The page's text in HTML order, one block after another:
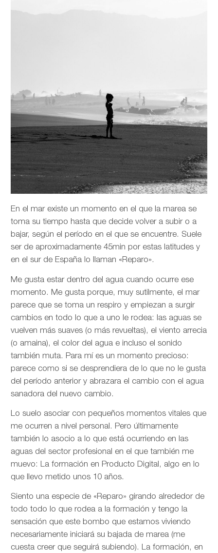
En el mar existe un momento en el que la marea se
toma su tiempo hasta que decide volver a subir o a
bajar, según el período en el que se encuentre. Suele
ser de aproximadamente 45min por estas latitudes y
en el sur de España lo llaman «Reparo».
Me gusta estar dentro del agua cuando ocurre ese
momento. Me gusta porque, muy sutilmente, el mar
parece que se toma un respiro y empiezan a surgir
cambios en todo lo que a uno le rodea: las aguas se
vuelven más suaves (o más revueltas), el viento arrecia
(o amaina), el color del agua e incluso el sonido
también muta. Para mí es un momento precioso:
parece como si se desprendiera de lo que no le gusta
del período anterior y abrazara el cambio con el agua
sanadora del nuevo cambio.
Lo suelo asociar con pequeños momentos vitales que
me ocurren a nivel personal. Pero últimamente
también lo asocio a lo que está ocurriendo en las
aguas del sector profesional en el que también me
muevo: La formación en Producto Digital, algo en lo
que llevo metido unos 10 años.
Siento una especie de «Reparo» girando alrededor de
todo todo lo que rodea a la formación y tengo la
sensación que este bombo que estamos viviendo
necesariamente iniciará su bajada de marea (me
cuesta creer que seguirá subiendo). La formación, en